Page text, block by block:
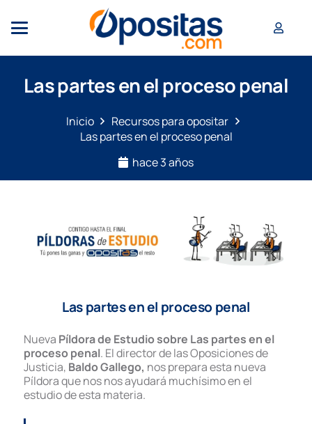
Las partes en el proceso penal
Inicio
Recursos para opositar
Las partes en el proceso penal
hace 3 años
Las partes en el proceso penal
Nueva Píldora de Estudio sobre Las partes en el
proceso penal. El director de las Oposiciones de
Justicia, Baldo Gallego, nos prepara esta nueva
Píldora que nos nos ayudará muchísimo en el
estudio de esta materia.